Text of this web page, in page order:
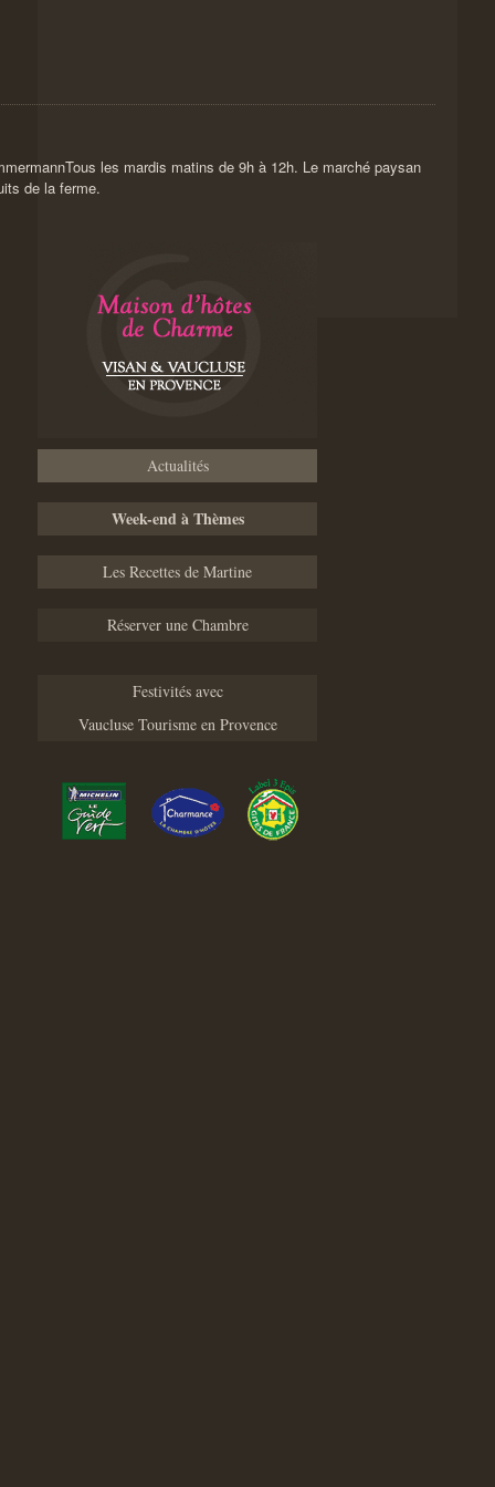
Tous les mardis matins de 9h à 12h. Le marché paysan
de la ferme.
Actualités
Week-end à Thèmes
Les Recettes de Martine
Réserver une Chambre
Festivités avec
Vaucluse Tourisme en Provence